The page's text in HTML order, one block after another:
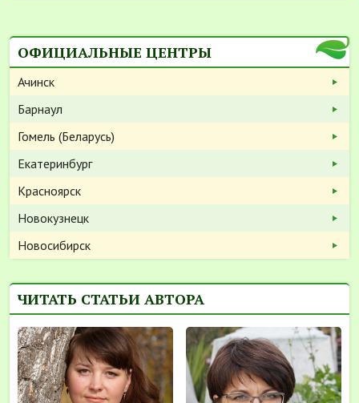
ОФИЦИАЛЬНЫЕ ЦЕНТРЫ
Ачинск
Барнаул
Гомель (Беларусь)
Екатеринбург
Красноярск
Новокузнецк
Новосибирск
ЧИТАТЬ СТАТЬИ АВТОРА